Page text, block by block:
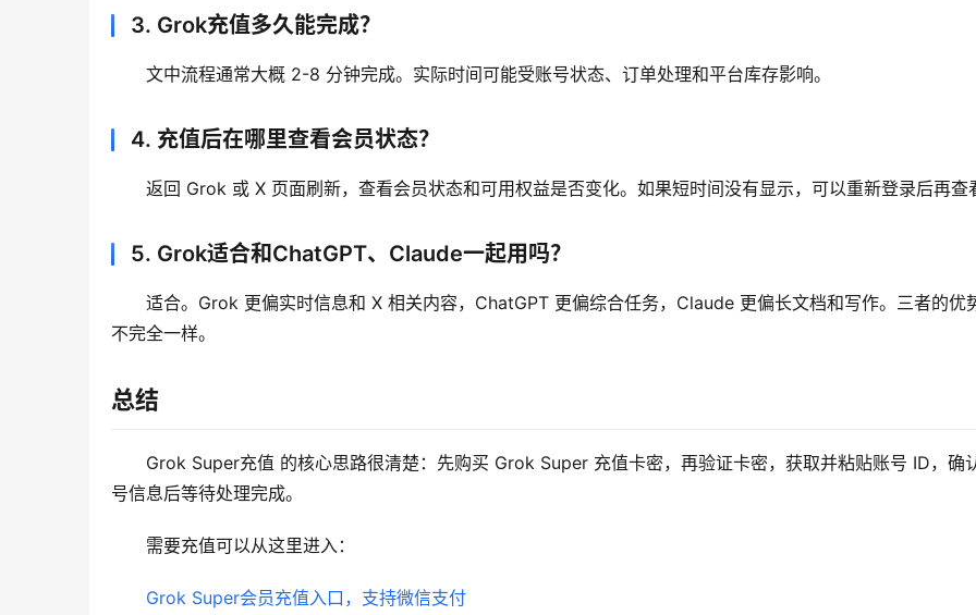
3. Grok充值多久能完成？
文中流程通常大概 2-8 分钟完成。实际时间可能受账号状态、订单处理和平台库存影响。
4. 充值后在哪里查看会员状态？
返回 Grok 或 X 页面刷新，查看会员状态和可用权益是否变化。如果短时间没有显示，可以重新登录后再查
5. Grok适合和ChatGPT、Claude一起用吗？
适合。Grok 更偏实时信息和 X 相关内容，ChatGPT 更偏综合任务，Claude 更偏长文档和写作。三者的优
不完全一样。
总结
Grok Super充值 的核心思路很清楚：先购买 Grok Super 充值卡密，再验证卡密，获取并粘贴账号 ID，确
号信息后等待处理完成。
需要充值可以从这里进入：
Grok Super会员充值入口，支持微信支付